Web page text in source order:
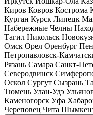
Киров Ковров Кострома
Курган Курск Липецк
Набережные Челны
Тагил Никольск
Омск Орел Оренбург
Петропавловск-
Рязань Самара Санкт-
Северодвинск
Оскол Сургут Сызрань
Тюмень Улан-Удэ
Каменогорск Уфа
Череповец Чита